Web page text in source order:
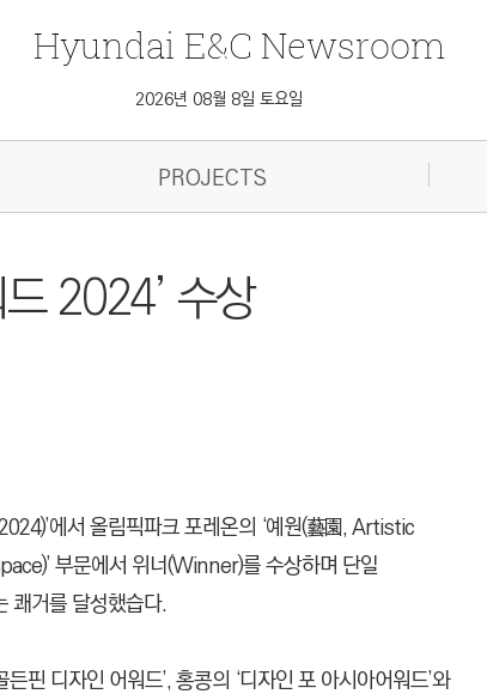
Hyundai E&C Newsroom
2026년 08월 8일 토요일
PROJECTS
2024’ 수상
에서 올림픽파크 포레온의 ‘예원(藝園, Artistic
부문에서 위너(Winner)를 수상하며 단일
쾌거를 달성했습다.
핀 디자인 어워드’, 홍콩의 ‘디자인 포 아시아어워드’와